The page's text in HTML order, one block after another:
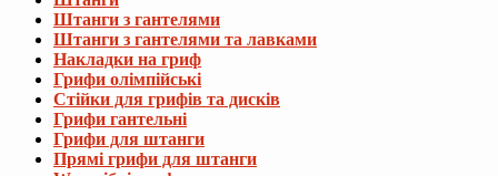
Штанги з гантелями
Штанги з гантелями та лавками
Накладки на гриф
Грифи олімпійські
Стійки для грифів та дисків
Грифи гантельні
Грифи для штанги
Прямі грифи для штанги